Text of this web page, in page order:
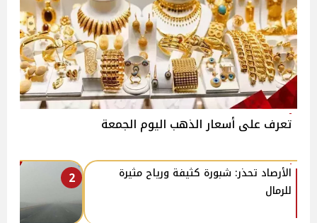
تعرف على أسعار الذهب اليوم الجمعة
2
الأرصاد تحذر: شبورة كثيفة ورياح مثيرة
للرمال